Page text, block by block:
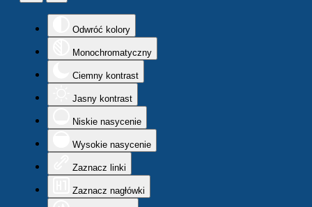
Odwróć kolory
Monochromatyczny
Ciemny kontrast
Jasny kontrast
Niskie nasycenie
Wysokie nasycenie
Zaznacz linki
Zaznacz nagłówki